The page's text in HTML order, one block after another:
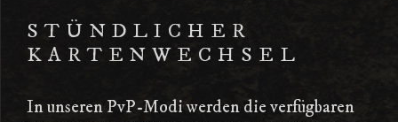
STÜNDLICHER
KARTENWECHSEL
In unseren PvP-Modi werden die verfügbaren